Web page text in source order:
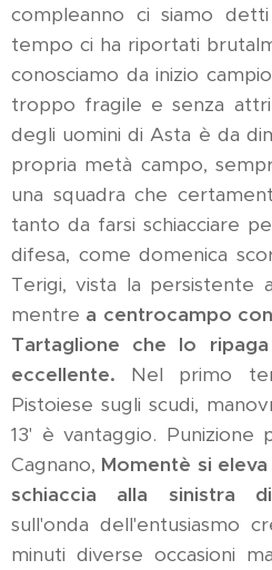
compleanno ci siamo
tempo ci ha riportati
conosciamo da inizio
troppo fragile e senza
degli uomini di Asta è da
propria metà campo,
una squadra che
tanto da farsi schiacciare
difesa, come domenica
Terigi, vista la persistente
mentre a centrocampo
Tartaglione che lo
eccellente. Nel primo
Pistoiese sugli scudi,
13' è vantaggio. Punizione
Cagnano, Momentè si
schiaccia alla sinistra
sull'onda dell'entusiasmo
minuti diverse occasioni